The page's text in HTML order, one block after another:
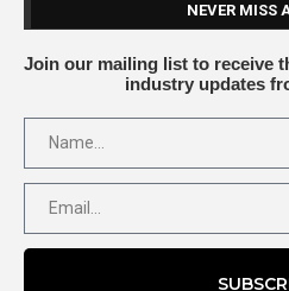
NEVER MISS
Join our mailing list to receive
industry updates